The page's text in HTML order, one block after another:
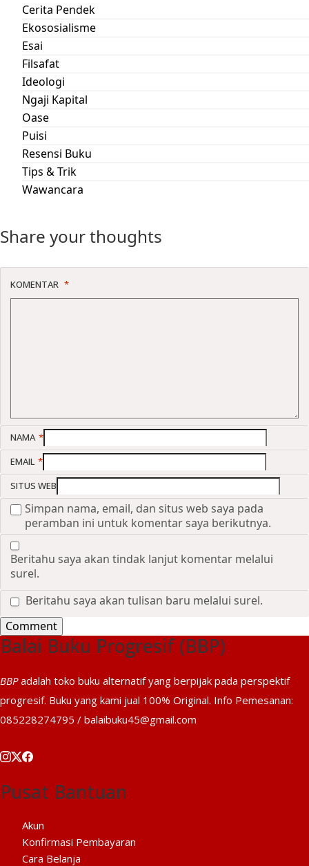
Cerita Pendek
Ekososialisme
Esai
Filsafat
Ideologi
Ngaji Kapital
Oase
Puisi
Resensi Buku
Tips & Trik
Wawancara
Share your thoughts
KOMENTAR *
NAMA *
EMAIL *
SITUS WEB
Simpan nama, email, dan situs web saya pada
peramban ini untuk komentar saya berikutnya.
Beritahu saya akan tindak lanjut komentar melalui
surel.
Beritahu saya akan tulisan baru melalui surel.
Balai Buku Progresif (BBP)
BBPadalah toko buku alternatif yang berpijak pada perspektif
progresif. Buku yang kami jual 100% Original. Info Pemesanan:
085228274795 / balaibuku45@gmail.com
Pusat Bantuan
Akun
Konfirmasi Pembayaran
Cara Belanja